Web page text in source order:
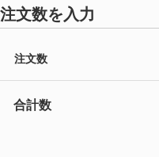
注文数を入力
注文数
合計数